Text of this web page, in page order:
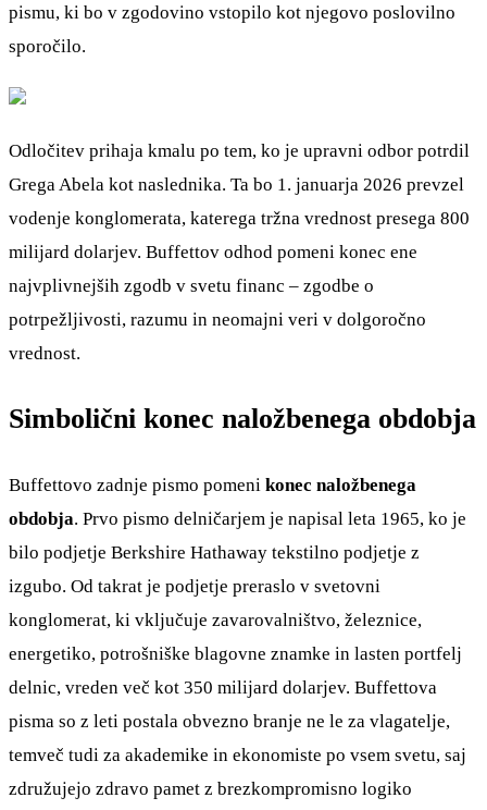
pismu, ki bo v zgodovino vstopilo kot njegovo poslovilno
sporočilo.
Odločitev prihaja kmalu po tem, ko je upravni odbor potrdil
Grega Abela kot naslednika. Ta bo 1. januarja 2026 prevzel
vodenje konglomerata, katerega tržna vrednost presega 800
milijard dolarjev. Buffettov odhod pomeni konec ene
najvplivnejših zgodb v svetu financ – zgodbe o
potrpežljivosti, razumu in neomajni veri v dolgoročno
vrednost.
Simbolični konec naložbenega obdobja
Buffettovo zadnje pismo pomeni konec naložbenega
obdobja. Prvo pismo delničarjem je napisal leta 1965, ko je
bilo podjetje Berkshire Hathaway tekstilno podjetje z
izgubo. Od takrat je podjetje preraslo v svetovni
konglomerat, ki vključuje zavarovalništvo, železnice,
energetiko, potrošniške blagovne znamke in lasten portfelj
delnic, vreden več kot 350 milijard dolarjev. Buffettova
pisma so z leti postala obvezno branje ne le za vlagatelje,
temveč tudi za akademike in ekonomiste po vsem svetu, saj
združujejo zdravo pamet z brezkompromisno logiko